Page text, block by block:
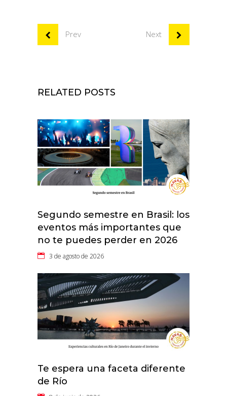
Prev Next
RELATED POSTS
Segundo semestre en Brasil: los
eventos más importantes que
no te puedes perder en 2026
3 de agosto de 2026
Te espera una faceta diferente
de Río